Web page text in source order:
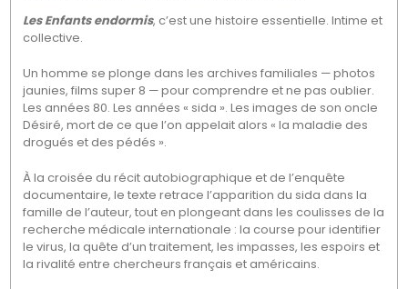
Les Enfants endormis, c’est une histoire essentielle. Intime et
collective.
Un homme se plonge dans les archives familiales — photos
jaunies, films super 8 — pour comprendre et ne pas oublier.
Les années 80. Les années « sida ». Les images de son oncle
Désiré, mort de ce que l’on appelait alors « la maladie des
drogués et des pédés ».
À la croisée du récit autobiographique et de l’enquête
documentaire, le texte retrace l’apparition du sida dans la
famille de l’auteur, tout en plongeant dans les coulisses de la
recherche médicale internationale : la course pour identifier
le virus, la quête d’un traitement, les impasses, les espoirs et
la rivalité entre chercheurs français et américains.